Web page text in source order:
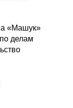
«Машук»
делам